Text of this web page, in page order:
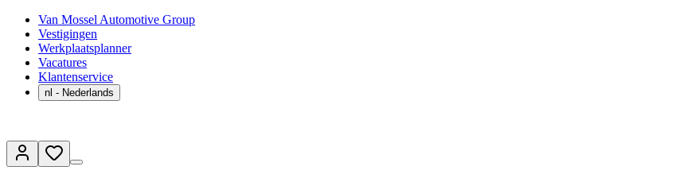
Van Mossel Automotive Group
Vestigingen
Werkplaatsplanner
Vacatures
Klantenservice
nl - Nederlands